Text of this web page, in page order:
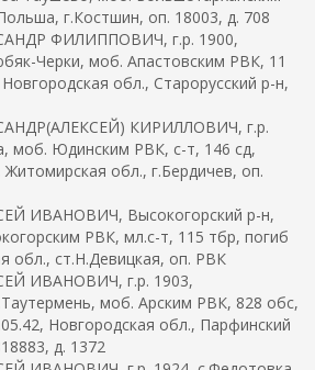
г.Костшин, оп. 18003, д. 708
ФИЛИППОВИЧ, г.р. 1900,
Черки, моб. Апастовским РВК, 11
обл., Старорусский р-н,
КИРИЛЛОВИЧ, г.р.
моб. Юдинским РВК, с-т, 146 сд,
обл., г.Бердичев, оп.
ИВАНОВИЧ, Высокогорский р-н,
РВК, мл.с-т, 115 тбр, погиб
обл., ст.Н.Девицкая, оп. РВК
ИВАНОВИЧ, г.р. 1903,
моб. Арским РВК, 828 обс,
Новгородская обл., Парфинский
д. 1372